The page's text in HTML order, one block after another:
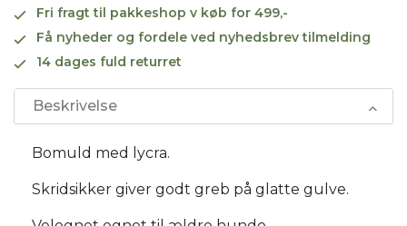
Fri fragt til pakkeshop v køb for 499,-
Få nyheder og fordele ved nyhedsbrev tilmelding
14 dages fuld returret
Beskrivelse
Bomuld med lycra.
Skridsikker giver godt greb på glatte gulve.